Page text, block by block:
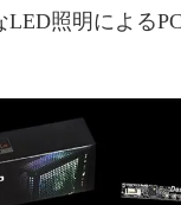
LED照明による